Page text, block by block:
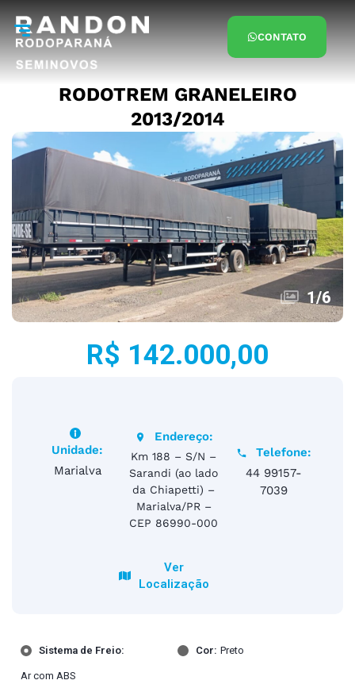
CONTATO
RODOTREM GRANELEIRO
2013/2014
1/6
R$ 142.000,00
Unidade:
Marialva
Endereço:
Km 188 – S/N –
Sarandi (ao lado
da Chiapetti) –
Marialva/PR –
CEP 86990-000
Telefone:
44 99157-
7039
Ver
Localização
Sistema de Freio:
Ar com ABS
Cor: Preto